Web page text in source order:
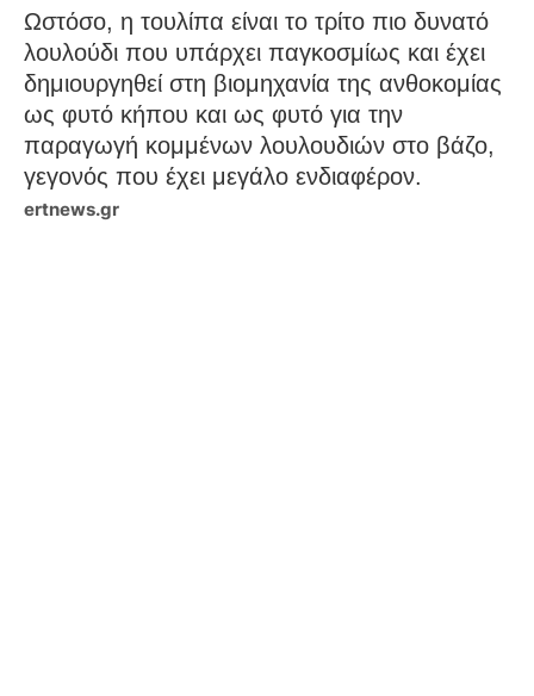
Ωστόσο, η τουλίπα είναι το τρίτο πιο δυνατό
λουλούδι που υπάρχει παγκοσμίως και έχει
δημιουργηθεί στη βιομηχανία της ανθοκομίας
ως φυτό κήπου και ως φυτό για την
παραγωγή κομμένων λουλουδιών στο βάζο,
γεγονός που έχει μεγάλο ενδιαφέρον.
ertnews.gr